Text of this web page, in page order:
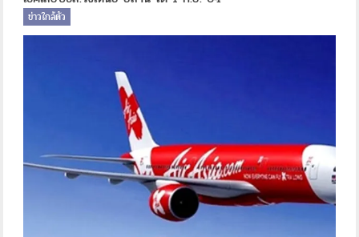
ข่าวใกล้ตัว